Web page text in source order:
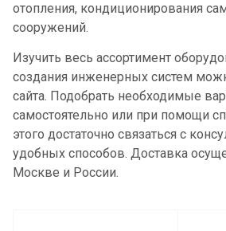
отопления, кондиционирования
сооружений.
Изучить весь ассортимент
создания инженерных систем
сайта. Подобрать необходимые
самостоятельно или при помощи
этого достаточно связаться с
удобных способов. Доставка
Москве и России.